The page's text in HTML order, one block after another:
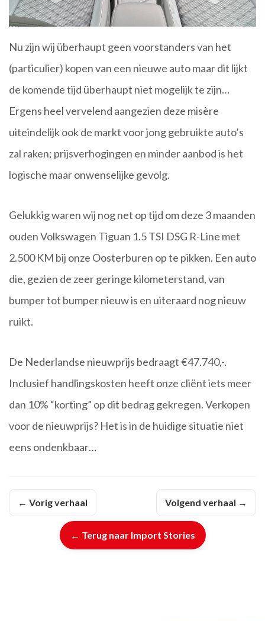
Nu zijn wij überhaupt geen voorstanders van het
(particulier) kopen van een nieuwe auto maar dit lijkt
de komende tijd überhaupt niet mogelijk te zijn…
Ergens heel vervelend aangezien deze misère
uiteindelijk ook de markt voor jong gebruikte auto’s
zal raken; prijsverhogingen en minder aanbod is het
logische maar onwenselijke gevolg.
Gelukkig waren wij nog net op tijd om deze 3 maanden
ouden Volkswagen Tiguan 1.5 TSI DSG R-Line met
2.500 KM bij onze Oosterburen op te pikken. Een auto
die, gezien de zeer geringe kilometerstand, van
bumper tot bumper nieuw is en uiteraard nog nieuw
ruikt.
De Nederlandse nieuwprijs bedraagt €47.740,-.
Inclusief handlingskosten heeft onze cliënt iets meer
dan 10% “korting” op dit bedrag gekregen. Verkopen
voor de nieuwprijs? Het is in de huidige situatie niet
eens ondenkbaar…
← Vorig verhaal
← Terug naar Import Stories
Volgend verhaal →